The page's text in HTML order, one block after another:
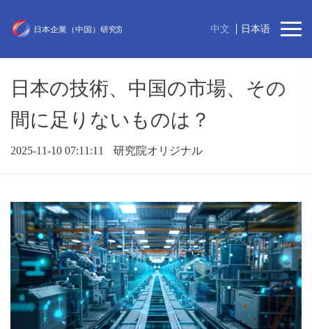
中文 日本语
日本の技術、中国の市場、その
間に足りないものは？
2025-11-10 07:11:11 研究院オリジナル